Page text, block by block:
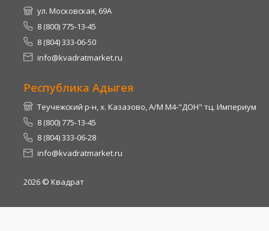
ул. Московская, 69А
8 (800) 775-13-45
8 (804) 333-06-50
info@kvadratmarket.ru
Республика Адыгея
Теучежский р-н, х. Казазово, А/М М4-"ДОН" тц. Империум
8 (800) 775-13-45
8 (804) 333-06-28
info@kvadratmarket.ru
2026 © Квадрат